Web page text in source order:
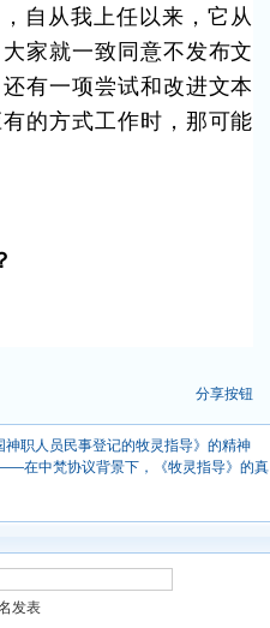
自从我上任以来，它从
家就一致同意不发布文
有一项尝试和改进文本
的方式工作时，那可能
分享按钮
神职人员民事登记的牧灵指导》的精神
在中梵协议背景下，《牧灵指导》的真
发表